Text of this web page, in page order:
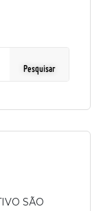
Pesquisar
SÃO